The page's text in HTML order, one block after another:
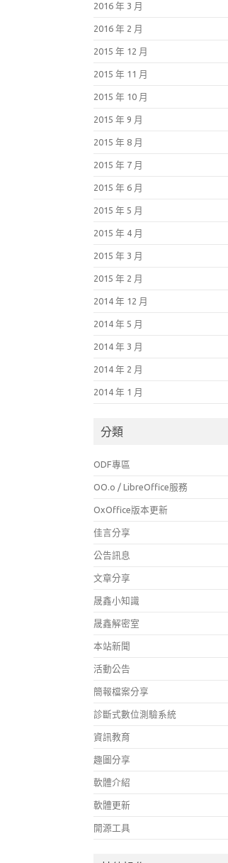
2016 年 3 月
2016 年 2 月
2015 年 12 月
2015 年 11 月
2015 年 10 月
2015 年 9 月
2015 年 8 月
2015 年 7 月
2015 年 6 月
2015 年 5 月
2015 年 4 月
2015 年 3 月
2015 年 2 月
2014 年 12 月
2014 年 5 月
2014 年 3 月
2014 年 2 月
2014 年 1 月
分類
ODF專區
OO.o / LibreOffice服務
OxOffice版本更新
佳言分享
公告訊息
文章分享
晟鑫小知識
晟鑫解密室
本站新聞
活動公告
簡報檔案分享
診斷式數位測驗系統
資訊教育
趣圖分享
軟體介紹
軟體更新
開源工具